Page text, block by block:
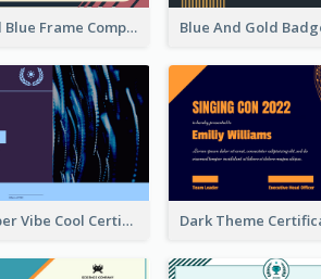
Pink And Blue Frame Company Certificate
Dark Cyber Vibe Cool Certificate Design